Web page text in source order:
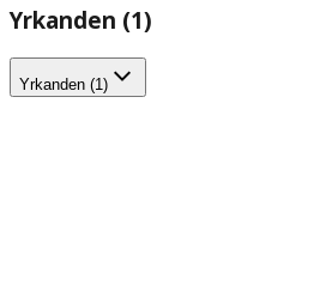
Yrkanden (1)
Yrkanden (1)